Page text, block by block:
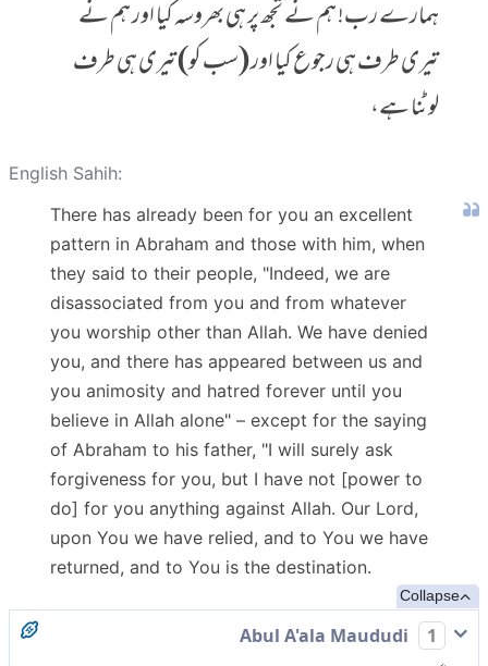
ہمارے رب! ہم نے تجھ پر ہی بھروسہ کیا اور ہم نے
تیری طرف ہی رجوع کیا اور (سب کو) تیری ہی طرف
لوٹنا ہے،
English Sahih:
There has already been for you an excellent
pattern in Abraham and those with him, when
they said to their people, "Indeed, we are
disassociated from you and from whatever
you worship other than Allah. We have denied
you, and there has appeared between us and
you animosity and hatred forever until you
believe in Allah alone" – except for the saying
of Abraham to his father, "I will surely ask
forgiveness for you, but I have not [power to
do] for you anything against Allah. Our Lord,
upon You we have relied, and to You we have
returned, and to You is the destination.
Collapse
1